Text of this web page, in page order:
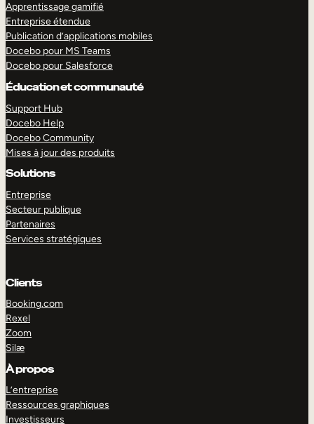
Apprentissage gamifié
Entreprise étendue
Publication d’applications mobiles
Docebo pour MS Teams
Docebo pour Salesforce
Éducation et communauté
Support Hub
Docebo Help
Docebo Community
Mises à jour des produits
Solutions
Entreprise
Secteur publique
Partenaires
Services stratégiques
Clients
Booking.com
Rexel
Zoom
Silæ
À propos
L’entreprise
Ressources graphiques
Investisseurs